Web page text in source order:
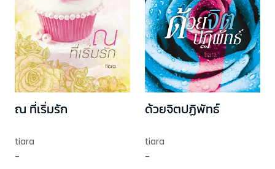
ณ ที่เริ่มรัก
tiara
-
ด้วยจิตปฏิพัทธ์
tiara
-